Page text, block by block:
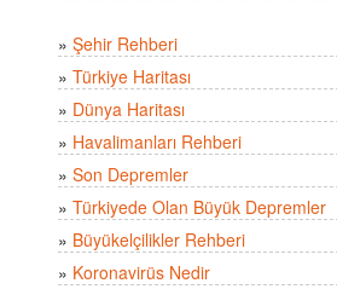
» Şehir Rehberi
» Türkiye Haritası
» Dünya Haritası
» Havalimanları Rehberi
» Son Depremler
» Türkiyede Olan Büyük Depremler
» Büyükelçilikler Rehberi
» Koronavirüs Nedir